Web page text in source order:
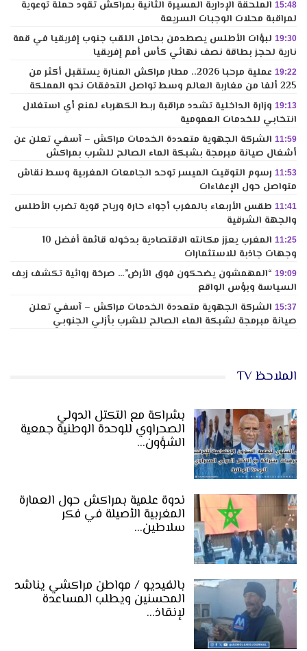
15:48 الملحقة الإدارية المسيرة الثانية بمراكش تقود حملة توعوية
لمراقبة محلات الوجبات السريعة
19:30 لبؤات الأطلس يصطدمن بحامل اللقب جنوب إفريقيا في قمة
نارية لحجز بطاقة نصف نهائي كأس أمم إفريقيا
19:22
عملية مرحبا 2026.. مطار مراكش المنارة يستقبل أكثر من
225 ألفا من مغاربة العالم وسط تواصل التدفقات نحو المملكة
19:13 وزارة الداخلية تشدد مراقبة ربط الكهرباء لمنع أي استغلال
انتخابي للخدمات العمومية
11:59 الشركة الجهوية متعددة الخدمات مراكش – آسفي تعلن عن
أشغال صيانة مبرمجة بشبكة الماء الصالح للشرب بمراكش
11:53 رسوم التوقيت الميسر توحد الجامعات المغربية وسط نقاش
متواصل حول الإعفاءات
11:41 طقس الأربعاء بالمغرب أجواء حارة ورياح قوية تضرب الأطلس
والجهة الشرقية
11:25
المغرب يعزز مكانته الاقتصادية بدخوله قائمة أفضل 10
وجهات جاذبة للاستثمارات
19:09 “المهمشون يضحكون فوق الأرض”… صرخة روائية تكشف زيف
السياسة وبؤس الواقع
15:37 الشركة الجهوية متعددة الخدمات مراكش – آسفي تعلن
صيانة مبرمجة لشبكة الماء الصالح للشرب بأزلي الجنوبي
الملاحظ TV
بشراكة مع التكتل الدولي
الصحراوي للوحدة الوطنية جمعية
الشؤون…
ندوة علمية بمراكش حول العمارة
المغربية الأصيلة في فكر
سلاطين…
بالفيديو / مواطن مراكشي يناشد
المحسنين ويطلب المساعدة
لإنقاذ…